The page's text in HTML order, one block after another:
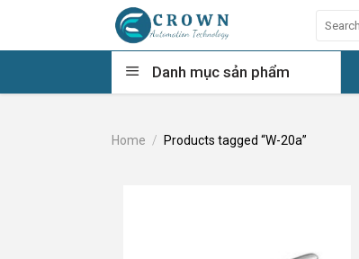
content
for:
Danh mục sản phẩm
Home / Products tagged “W-20a”